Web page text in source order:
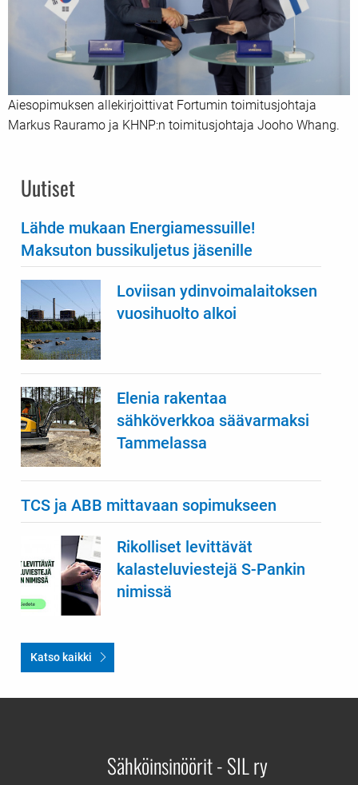
Aiesopimuksen allekirjoittivat Fortumin toimitusjohtaja
Markus Rauramo ja KHNP:n toimitusjohtaja Jooho Whang.
Uutiset
Lähde mukaan Energiamessuille!
Maksuton bussikuljetus jäsenille
Loviisan ydinvoimalaitoksen
vuosihuolto alkoi
Elenia rakentaa
sähköverkkoa säävarmaksi
Tammelassa
TCS ja ABB mittavaan sopimukseen
Rikolliset levittävät
kalasteluviestejä S-Pankin
nimissä
Katso kaikki
Sähköinsinöörit - SIL ry